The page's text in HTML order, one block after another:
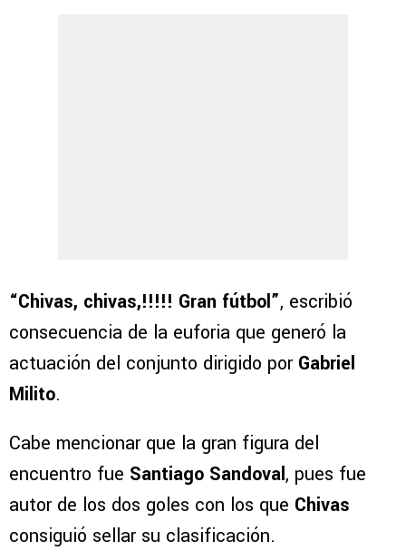
“Chivas, chivas,!!!!! Gran fútbol”, escribió
consecuencia de la euforia que generó la
actuación del conjunto dirigido por Gabriel
Milito.
Cabe mencionar que la gran figura del
encuentro fue Santiago Sandoval, pues fue
autor de los dos goles con los que Chivas
consiguió sellar su clasificación.